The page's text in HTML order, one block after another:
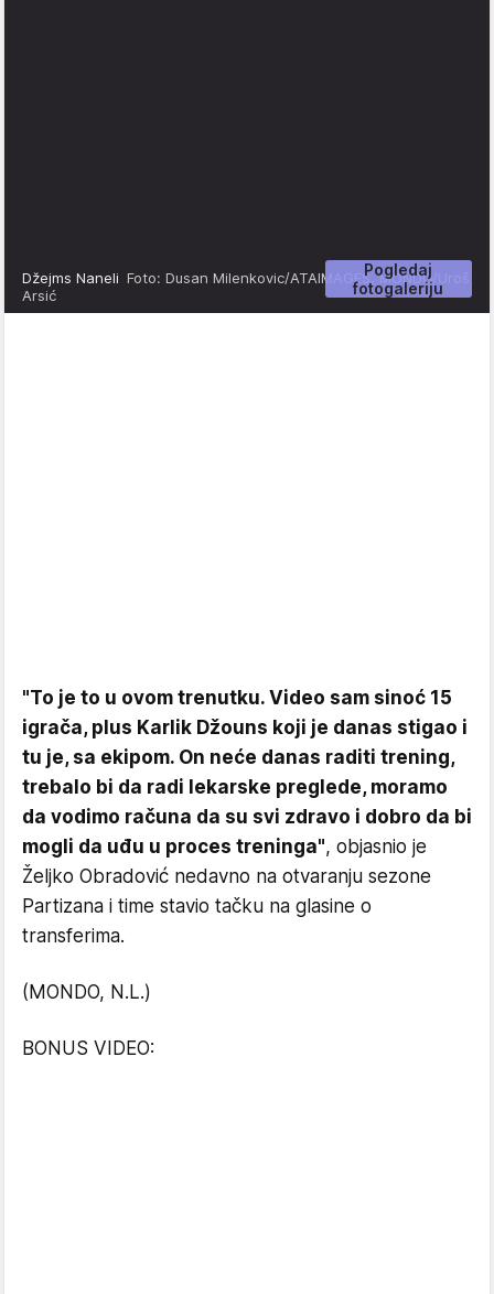
Pogledaj
fotogaleriju
Džejms Naneli Foto: Dusan Milenkovic/ATAIMAGES, MONDO/Uroš
Arsić
"To je to u ovom trenutku. Video sam sinoć 15
igrača, plus Karlik Džouns koji je danas stigao i
tu je, sa ekipom. On neće danas raditi trening,
trebalo bi da radi lekarske preglede, moramo
da vodimo računa da su svi zdravo i dobro da bi
mogli da uđu u proces treninga", objasnio je
Željko Obradović nedavno na otvaranju sezone
Partizana i time stavio tačku na glasine o
transferima.
(MONDO, N.L.)
BONUS VIDEO: